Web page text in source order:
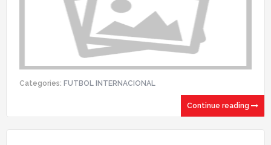
Categories: FUTBOL INTERNACIONAL
Continue reading